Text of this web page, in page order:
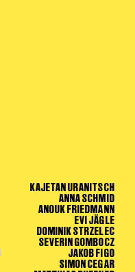
KAJETAN URANITSCH
ANNA SCHMID
ANOUK FRIEDMANN
EVI JÄGLE
DOMINIK STRZELEC
SEVERIN GOMBOCZ
JAKOB FIGO
SIMON CEGAR